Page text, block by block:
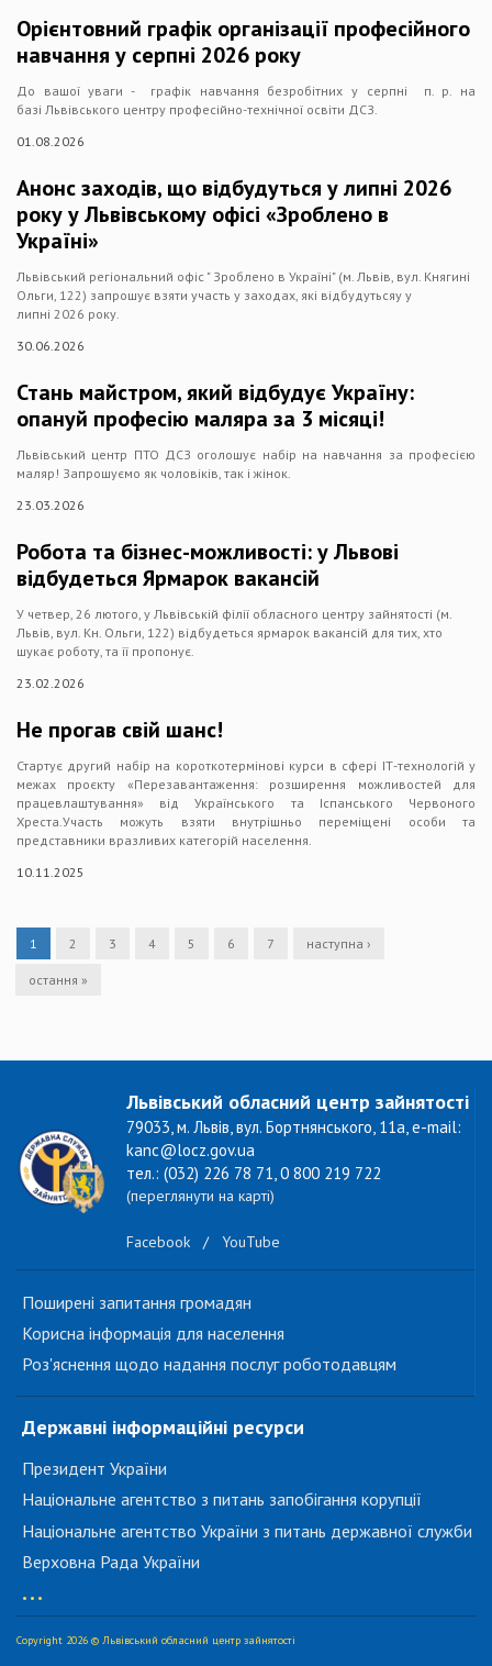
Орієнтовний графік організації професійного
навчання у серпні 2026 року
До вашої уваги - графік навчання безробітних у серпні п. р. на
базі Львівського центру професійно-технічної освіти ДСЗ.
01.08.2026
Анонс заходів, що відбудуться у липні 2026
року у Львівському офісі «Зроблено в
Україні»
Львівський регіональний офіс " Зроблено в Україні" (м. Львів, вул. Княгині
Ольги, 122) запрошує взяти участь у заходах, які відбудутьсяу у
липні 2026 року.
30.06.2026
Стань майстром, який відбудує Україну:
опануй професію маляра за 3 місяці!
Львівський центр ПТО ДСЗ оголошує набір на навчання за професією
маляр! Запрошуємо як чоловіків, так і жінок.
23.03.2026
Робота та бізнес-можливості: у Львові
відбудеться Ярмарок вакансій
У четвер, 26 лютого, у Львівській філії обласного центру зайнятості (м.
Львів, вул. Кн. Ольги, 122) відбудеться ярмарок вакансій для тих, хто
шукає роботу, та її пропонує.
23.02.2026
Не прогав свій шанс!
Стартує другий набір на короткотермінові курси в сфері ІТ-технологій у
межах проєкту «Перезавантаження: розширення можливостей для
працевлаштування» від Українського та Іспанського Червоного
Хреста.Участь можуть взяти внутрішньо переміщені особи та
представники вразливих категорій населення.
10.11.2025
1 2 3 4 5 6 7 наступна ›
остання »
Львівський обласний центр зайнятості
79033, м. Львів, вул. Бортнянського, 11а, e-mail:
kanc@locz.gov.ua
тел.: (032) 226 78 71, 0 800 219 722
(переглянути на карті)
Facebook / YouTube
Поширені запитання громадян
Корисна інформація для населення
Роз'яснення щодо надання послуг роботодавцям
Державні інформаційні ресурси
Президент України
Національне агентство з питань запобігання корупції
Національне агентство України з питань державної служби
Верховна Рада України
...
Copyright 2026 © Львівський обласний центр зайнятості